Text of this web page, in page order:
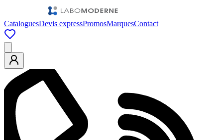
CataloguesDevis expressPromosMarquesContact